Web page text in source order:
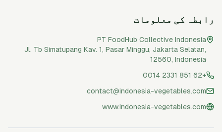
رابطہ کی معلومات
PT FoodHub Collective Indonesia
Jl. Tb Simatupang Kav. 1, Pasar Minggu, Jakarta Selatan,
12560, Indonesia
+62 851 2331 0014
contact@indonesia-vegetables.com
www.indonesia-vegetables.com